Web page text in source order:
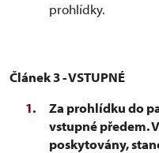
prohlídky.
Článek 3 - VSTUPNÉ
Za prohlídku do
vstupné předem.
poskytovány,